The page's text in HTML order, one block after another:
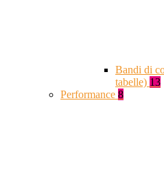
Bandi di
tabelle) 13
Performance 8